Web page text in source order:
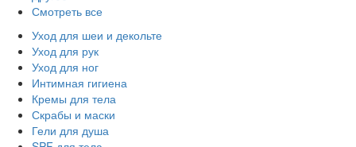
Смотреть все
Уход для шеи и декольте
Уход для рук
Уход для ног
Интимная гигиена
Кремы для тела
Скрабы и маски
Гели для душа